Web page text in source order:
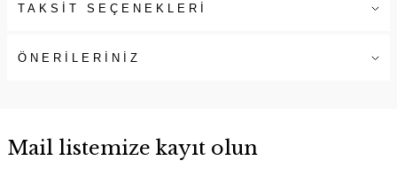
TAKSİT SEÇENEKLERİ
ÖNERİLERİNİZ
Mail listemize kayıt olun